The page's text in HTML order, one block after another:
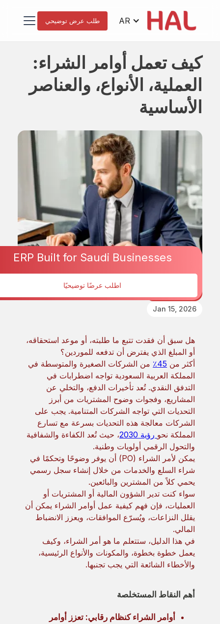
AR طلب عرض توضيحي
ERP Built for Saudi Businesses
اطلب عرضًا توضيحيًا
كيف تعمل أوامر الشراء:
العملية، الأنواع، والعناصر
الأساسية
Jan 15, 2026
هل سبق أن فقدت تتبع ما طلبته، أو موعد استحقاقه،
أو المبلغ الذي يفترض أن تدفعه للموردين؟
أكثر من 45٪
من الشركات الصغيرة والمتوسطة في
المملكة العربية السعودية تواجه اضطرابات في
التدفق النقدي. تُعد تأخيرات الدفع، والتخلي عن
المشاريع، وفجوات وضوح المشتريات من أبرز
التحديات التي تواجه الشركات المتنامية. يجب على
الشركات معالجة هذه التحديات بسرعة مع تسارع
المملكة نحو رؤية 2030
، حيث تُعد الكفاءة والشفافية
والتحول الرقمي أولويات وطنية.
يمكن لأمر الشراء (PO) أن يوفر وضوحًا وتحكمًا في
شراء السلع والخدمات من خلال إنشاء سجل رسمي
يحمي كلاً من المشترين والبائعين.
سواء كنت تدير الشؤون المالية أو المشتريات أو
العمليات، فإن فهم كيفية عمل أوامر الشراء يمكن أن
يقلل النزاعات، ويُسرّع الموافقات، ويعزز الانضباط
المالي.
في هذا الدليل، ستتعلم ما هو أمر الشراء، وكيف
يعمل خطوة بخطوة، والمكونات والأنواع الرئيسية،
والأخطاء الشائعة التي يجب تجنبها.
أهم النقاط المستخلصة
أوامر الشراء كنظام رقابي: تعزز أوامر